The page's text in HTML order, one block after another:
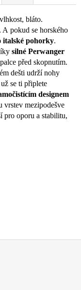
bláto.
A pokud se horského
italské pohorky.
silné Perwanger
před skopnutím.
dešti udrží nohy
se ti připlete
designem
vrstev mezipodešve
pro oporu a stabilitu,